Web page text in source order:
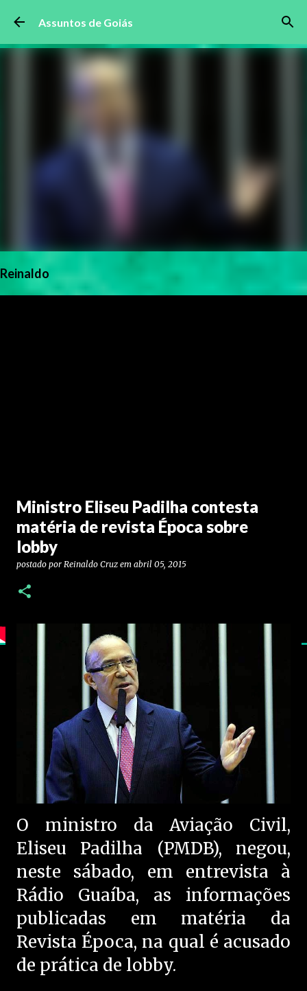
Pular para o conteúdo principal
Assuntos de Goiás
Reinaldo
Ministro Eliseu Padilha contesta
matéria de revista Época sobre
lobby
postado por Reinaldo Cruz em abril 05, 2015
O ministro da Aviação Civil,
Eliseu Padilha (PMDB), negou,
neste sábado, em entrevista à
Rádio Guaíba, as informações
publicadas em matéria da
Revista Época, na qual é acusado
de prática de lobby.